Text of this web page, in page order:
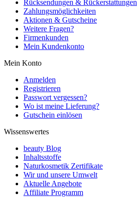
Rücksendungen & Rückerstattungen
Zahlungsmöglichkeiten
Aktionen & Gutscheine
Weitere Fragen?
Firmenkunden
Mein Kundenkonto
Mein Konto
Anmelden
Registrieren
Passwort vergessen?
Wo ist meine Lieferung?
Gutschein einlösen
Wissenswertes
beauty Blog
Inhaltsstoffe
Naturkosmetik Zertifikate
Wir und unsere Umwelt
Aktuelle Angebote
Affiliate Programm